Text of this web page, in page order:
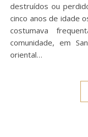
destruídos ou
cinco anos de idade
costumava
comunidade, em
oriental…